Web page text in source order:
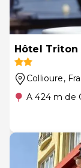
Hôtel Triton
Collioure,
A 424 m de